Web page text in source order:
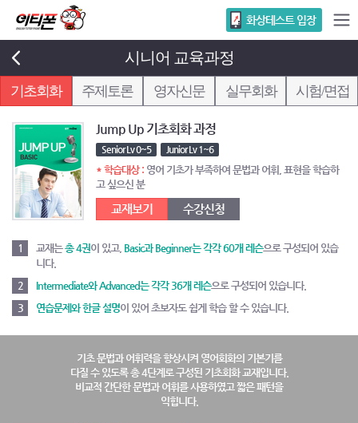
화상테스트 입장
시니어 교육과정
기초회화 주제토론 영자신문 실무회화 시험/면접
Jump Up 기초회화 과정
Senior Lv 0~5 Junior Lv 1~6
* 학습대상 : 영어 기초가 부족하여 문법과 어휘, 표현을 학습하
고 싶으신 분
교재보기 수강신청
1 교재는총 4권이 있고, Basic과 Beginner는 각각 60개 레슨으로 구성되어 있습
니다.
2
Intermediate와 Advanced는 각각 36개 레슨으로 구성되어 있습니다.
3
연습문제와 한글 설명이 있어 초보자도 쉽게 학습 할 수 있습니다.
기초 문법과 어휘력을 향상시켜 영어회화의 기본기를
다질 수 있도록 총 4단계로 구성된 기초회화 교재입니다.
비교적 간단한 문법과 어휘를 사용하였고 짧은 패턴을
익힙니다.